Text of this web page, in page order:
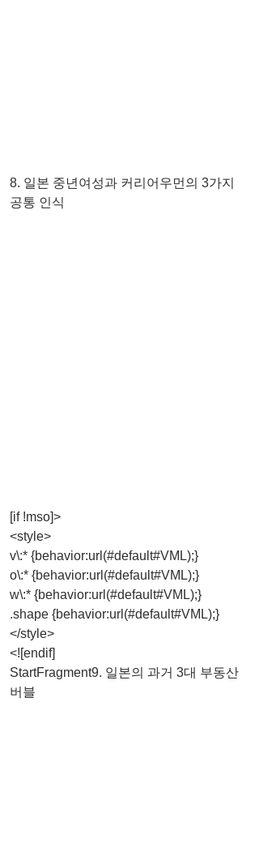
8. 일본 중년여성과 커리어우먼의 3가지
공통 인식
[if !mso]>
<style>
v\:* {behavior:url(#default#VML);}
o\:* {behavior:url(#default#VML);}
w\:* {behavior:url(#default#VML);}
.shape {behavior:url(#default#VML);}
</style>
<![endif]
StartFragment9. 일본의 과거 3대 부동산
버블